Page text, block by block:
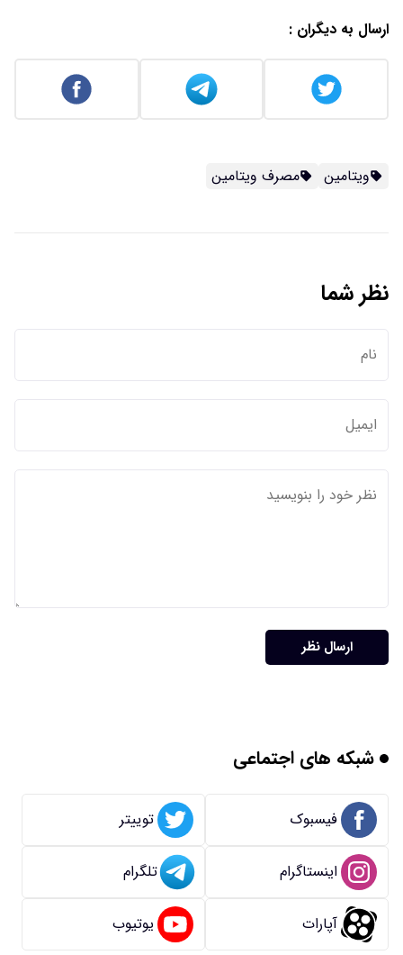
ارسال به دیگران :
ویتامین مصرف ویتامین
نظر شما
ارسال نظر
شبکه های اجتماعی
فیسبوک توییتر
اینستاگرام تلگرام
آپارات یوتیوب